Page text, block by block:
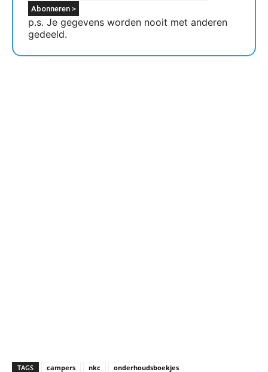
p.s. Je gegevens worden nooit met anderen
gedeeld.
TAGS campers nkc onderhoudsboekjes